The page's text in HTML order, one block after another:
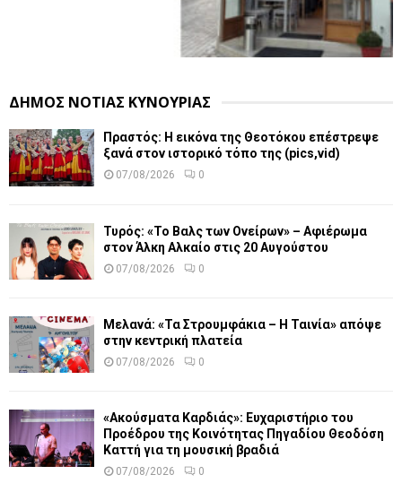
ΔΗΜΟΣ ΝΟΤΙΑΣ ΚΥΝΟΥΡΙΑΣ
Πραστός: Η εικόνα της Θεοτόκου επέστρεψε
ξανά στον ιστορικό τόπο της (pics,vid)
07/08/2026 0
Τυρός: «Το Βαλς των Ονείρων» – Αφιέρωμα
στον Άλκη Αλκαίο στις 20 Αυγούστου
07/08/2026 0
Μελανά: «Τα Στρουμφάκια – Η Ταινία» απόψε
στην κεντρική πλατεία
07/08/2026 0
«Ακούσματα Καρδιάς»: Ευχαριστήριο του
Προέδρου της Κοινότητας Πηγαδίου Θεοδόση
Καττή για τη μουσική βραδιά
07/08/2026 0